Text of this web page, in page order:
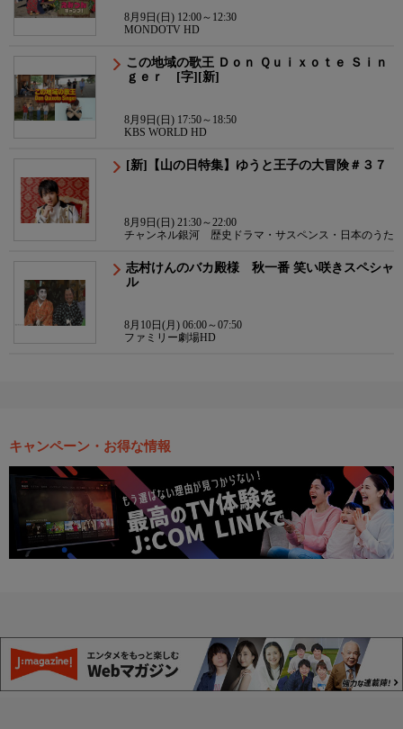
8月9日(日) 12:00～12:30
MONDOTV HD
この地域の歌王 Ｄｏｎ Ｑｕｉｘｏｔｅ Ｓｉｎ
ｇｅｒ [字][新]
8月9日(日) 17:50～18:50
KBS WORLD HD
[新]【山の日特集】ゆうと王子の大冒険＃３７
8月9日(日) 21:30～22:00
チャンネル銀河 歴史ドラマ・サスペンス・日本のうた
志村けんのバカ殿様 秋一番 笑い咲きスペシャ
ル
8月10日(月) 06:00～07:50
ファミリー劇場HD
キャンペーン・お得な情報